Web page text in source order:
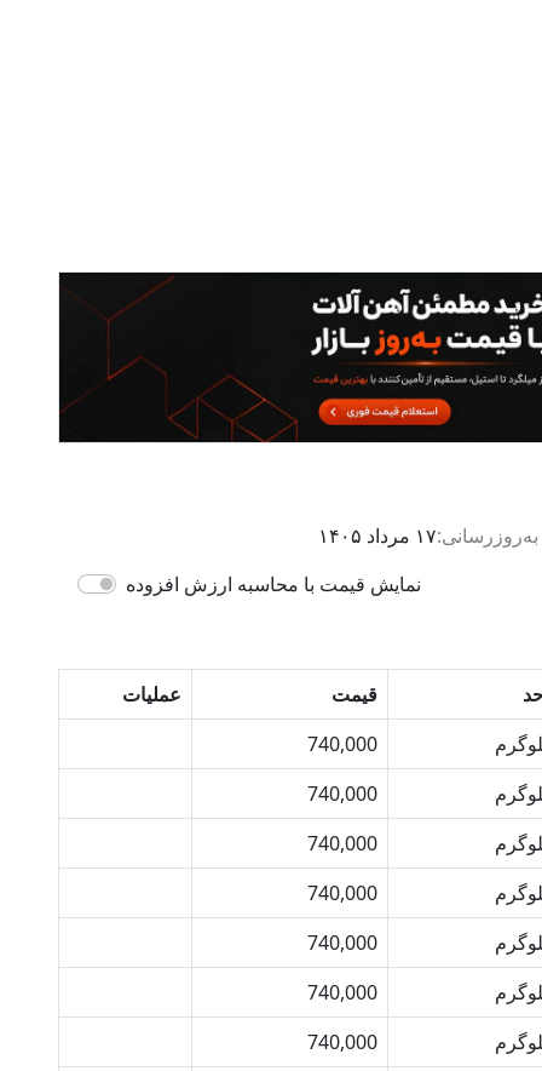
۱۷ مرداد ۱۴۰۵
نمایش قیمت با محاسبه ارزش افزوده
قیمت
عملیات
740,000
740,000
740,000
740,000
740,000
740,000
740,000